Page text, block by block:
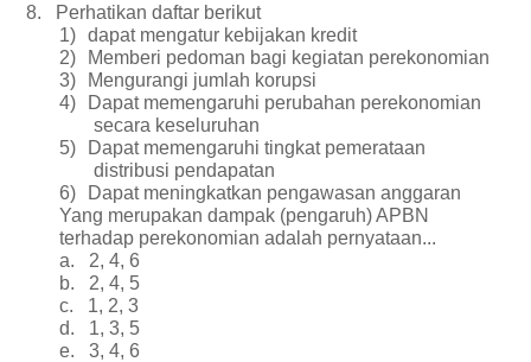
8.
Perhatikan daftar berikut
1)
dapat mengatur kebijakan kredit
2)
Memberi pedoman bagi kegiatan perekonomian
3)
Mengurangi jumlah korupsi
4)
Dapat memengaruhi perubahan perekonomian
secara keseluruhan
5)
Dapat memengaruhi tingkat pemerataan
distribusi pendapatan
6)
Dapat meningkatkan pengawasan anggaran
Yang merupakan dampak (pengaruh) APBN
terhadap perekonomian adalah pernyataan...
a.
2, 4, 6
b.
2, 4, 5
c.
1, 2, 3
d.
1, 3, 5
e.
3, 4, 6